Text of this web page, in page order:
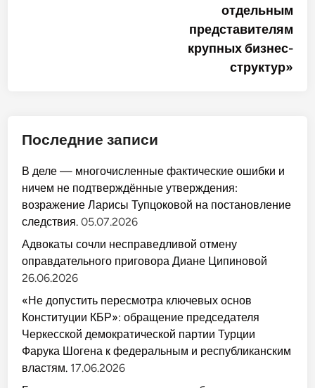
отдельным
представителям
крупных бизнес-
структур»
Последние записи
В деле — многочисленные фактические ошибки и
ничем не подтверждённые утверждения:
возражение Ларисы Тупцоковой на постановление
следствия. 05.07.2026
Адвокаты сочли несправедливой отмену
оправдательного приговора Диане Ципиновой
26.06.2026
«Не допустить пересмотра ключевых основ
Конституции КБР»: обращение председателя
Черкесской демократической партии Турции
Фарука Шогена к федеральным и республиканским
властям. 17.06.2026